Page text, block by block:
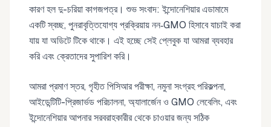
কারণ হল দু-চরিয়া কাগজপত্র। শুভ সংবাদ: ইন্দোনেশিয়ার এডামামে
একটি স্বচ্ছ, পুনরাবৃত্তিযোগ্য প্রক্রিয়ায় নন‑GMO হিসাবে যাচাই করা
যায় যা অডিটে টিকে থাকে। এই হচ্ছে সেই প্লেবুক যা আমরা ব্যবহার
করি এবং ক্রেতাদের সুপারিশ করি।
আমরা প্রমাণ স্তর, গৃহীত পিসিআর পরীক্ষা, নমুনা সংগ্রহ পরিকল্পনা,
আইডেন্টিটি-প্রিজার্ভড পরিচালনা, অ্যালার্জেন ও GMO লেবেলিং, এবং
ইন্দোনেশিয়ার আপনার সরবরাহকারীর থেকে চাওয়ার জন্য সঠিক